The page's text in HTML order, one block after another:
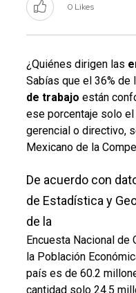
0 Likes
¿Quiénes dirigen las
Sabías que el 36%
de trabajo están
ese porcentaje solo el
gerencial o directivo,
Mexicano de la
De acuerdo con
de Estadística y
de la
Encuesta Nacional de
la Población
país es de 60.2
cantidad solo 24.5